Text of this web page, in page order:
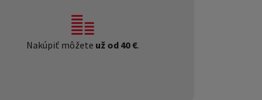
Nakúpiť môžete už od 40 €.